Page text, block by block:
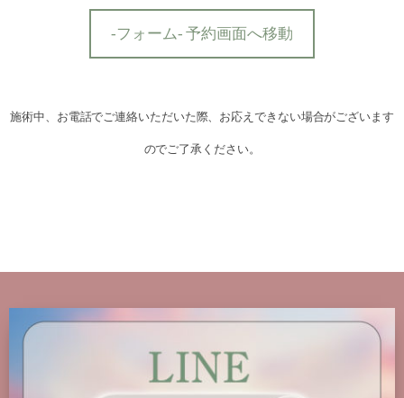
-フォーム- 予約画面へ移動
施術中、お電話でご連絡いただいた際、お応えできない場合がございます
のでご了承ください。